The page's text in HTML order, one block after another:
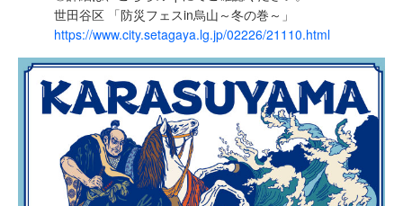
世田谷区 「防災フェスin烏山～冬の巻～」
https://www.city.setagaya.lg.jp/02226/21110.html